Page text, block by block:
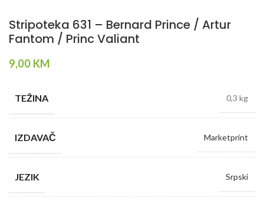
Stripoteka 631 – Bernard Prince / Artur
Fantom / Princ Valiant
9,00 KM
TEŽINA 0,3 kg
IZDAVAČ Marketprint
JEZIK Srpski